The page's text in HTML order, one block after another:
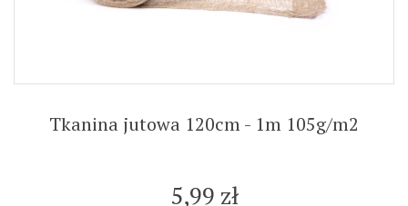
Tkanina jutowa 120cm - 1m 105g/m2
5,99 zł